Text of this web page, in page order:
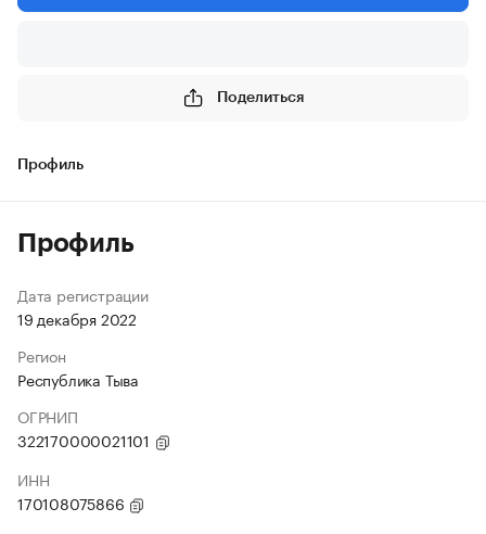
Поделиться
Профиль
Профиль
Дата регистрации
19 декабря 2022
Регион
Республика Тыва
ОГРНИП
322170000021101
ИНН
170108075866